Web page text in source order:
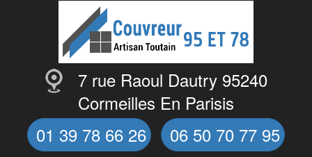
7 rue Raoul Dautry 95240
Cormeilles En Parisis
01 39 78 66 26
06 50 70 77 95